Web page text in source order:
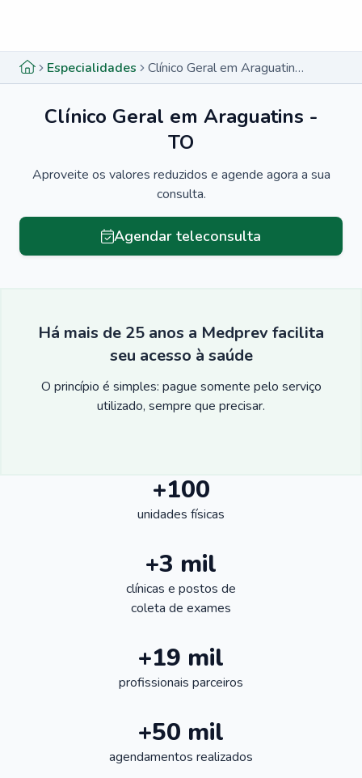
Especialidades Clínico Geral em Araguatins - TO
Clínico Geral em Araguatins -
TO
Aproveite os valores reduzidos e agende agora a sua
consulta.
Agendar teleconsulta
Há mais de 25 anos a Medprev facilita
seu acesso à saúde
O princípio é simples: pague somente pelo serviço
utilizado, sempre que precisar.
+100
unidades físicas
+3 mil
clínicas e postos de
coleta de exames
+19 mil
profissionais parceiros
+50 mil
agendamentos realizados